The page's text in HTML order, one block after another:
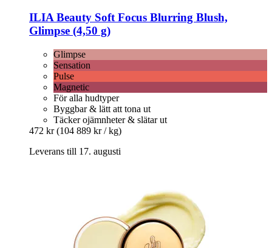
ILIA Beauty Soft Focus Blurring Blush,
Glimpse (4,50 g)
Glimpse
Sensation
Pulse
Magnetic
För alla hudtyper
Byggbar & lätt att tona ut
Täcker ojämnheter & slätar ut
472 kr (104 889 kr / kg)
Leverans till 17. augusti